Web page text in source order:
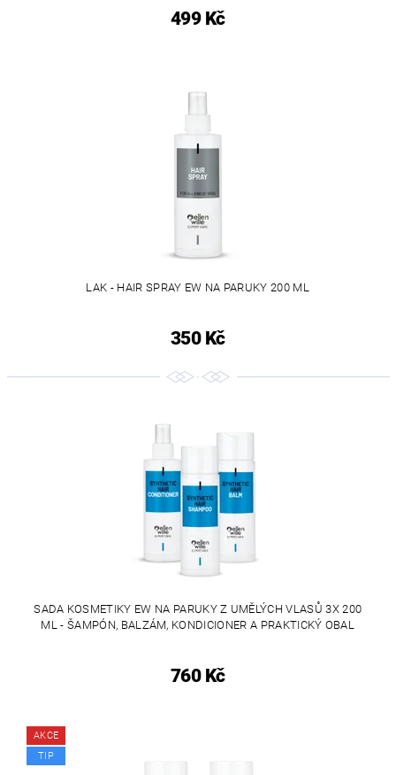
499 Kč
LAK - HAIR SPRAY EW NA PARUKY 200 ML
350 Kč
SADA KOSMETIKY EW NA PARUKY Z UMĚLÝCH VLASŮ 3X 200
ML - ŠAMPÓN, BALZÁM, KONDICIONER A PRAKTICKÝ OBAL
760 Kč
AKCE
TIP